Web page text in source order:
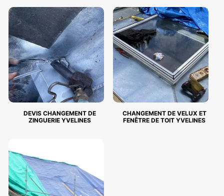
DEVIS CHANGEMENT DE
ZINGUERIE YVELINES
CHANGEMENT DE VELUX ET
FENÊTRE DE TOIT YVELINES